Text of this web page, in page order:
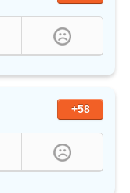
+58